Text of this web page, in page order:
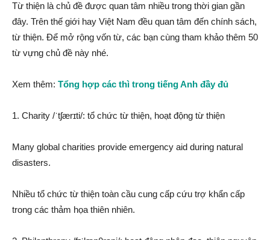
Từ thiện là chủ đề được quan tâm nhiều trong thời gian gần
đây. Trên thế giới hay Việt Nam đều quan tâm đến chính sách,
từ thiện. Để mở rộng vốn từ, các bạn cùng tham khảo thêm 50
từ vựng chủ đề này nhé.
Xem thêm: Tổng hợp các thì trong tiếng Anh đầy đủ
1. Charity /ˈtʃærɪti/: tổ chức từ thiện, hoạt động từ thiện
Many global charities provide emergency aid during natural
disasters.
Nhiều tổ chức từ thiện toàn cầu cung cấp cứu trợ khẩn cấp
trong các thảm họa thiên nhiên.